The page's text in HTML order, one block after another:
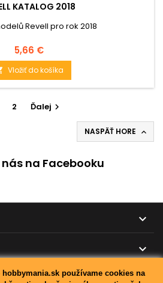
hobbymania.sk používame cookies na
KATALOG 2018
Revell pro rok 2018
Cena
5,66 €
Vložiť do košíka
2 Ďalej 
NASPÄŤ HORE 
na Facebooku


